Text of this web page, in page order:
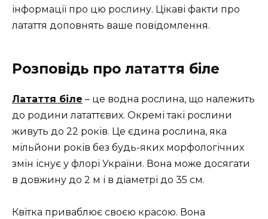
інформації про цю рослину. Цікаві факти про
латаття доповнять ваше повідомлення.
Розповідь про латаття біле
Латаття біле – це водна рослина, що належить
до родини лататтєвих. Окремі такі рослини
живуть до 22 років. Це єдина рослина, яка
мільйони років без будь-яких морфологічних
змін існує у флорі України. Вона може досягати
в довжину до 2 м і в діаметрі до 35 см.
Квітка приваблює своєю красою. Вона